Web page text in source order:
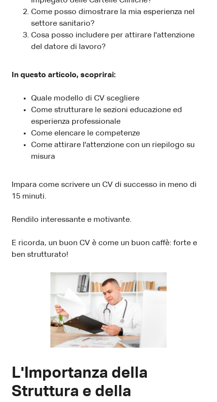
Come posso dimostrare la mia esperienza nel
settore sanitario?
Cosa posso includere per attirare l'attenzione
del datore di lavoro?
In questo articolo, scoprirai:
Quale modello di CV scegliere
Come strutturare le sezioni educazione ed
esperienza professionale
Come elencare le competenze
Come attirare l'attenzione con un riepilogo su
misura
Impara come scrivere un CV di successo in meno di
15 minuti.
Rendilo interessante e motivante.
E ricorda, un buon CV è come un buon caffè: forte e
ben strutturato!
L'Importanza della
Struttura e della